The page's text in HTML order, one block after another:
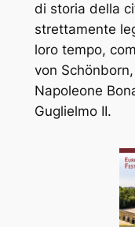
di storia della
strettamente
loro tempo,
von
Napoleone
Guglielmo II.